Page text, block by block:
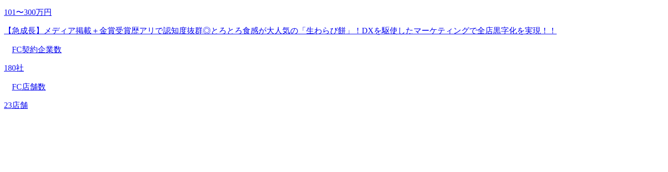
101〜300万円
【急成長】メディア掲載＋金賞受賞歴アリで認知度抜群◎とろとろ食感が大人気の「生わらび餅」！DXを駆使したマーケティングで全店黒字化を実現！！
FC契約企業数
180社
FC店舗数
23店舗